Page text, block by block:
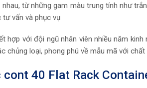
từ những gam màu trung tính như
vấn và phục vụ
hợp với đội ngũ nhân viên nhiều năm
chủng loại, phong phú về mẫu mã với
40 Flat Rack